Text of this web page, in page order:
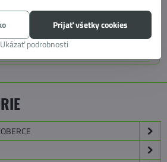
Ukázať podrobnosti
Prijať všetky cookies